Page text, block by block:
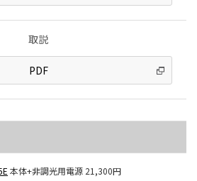
取説
PDF
本体+非調光用電源 21,300円